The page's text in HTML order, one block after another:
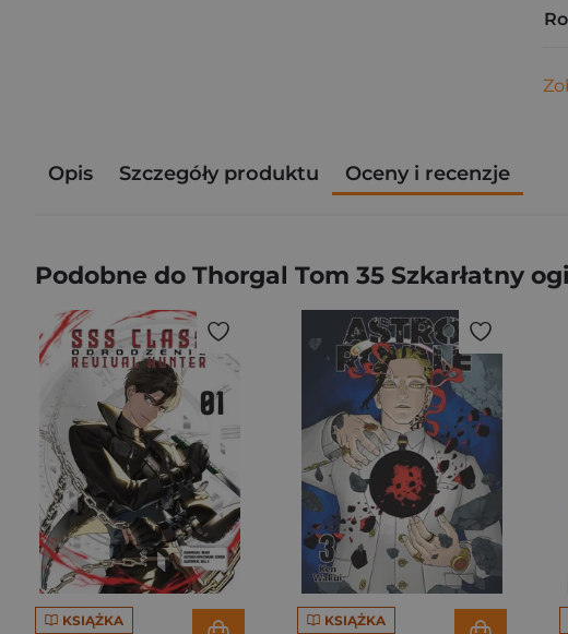
Opis Szczegóły produktu Oceny i recenzje
Podobne do Thorgal Tom 35 Szkarłatny
KSIĄŻKA KSIĄŻKA